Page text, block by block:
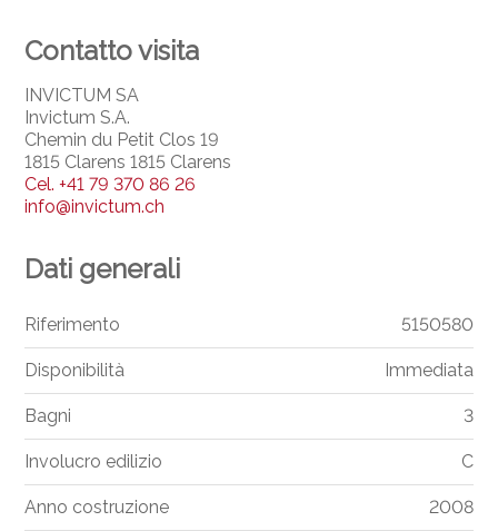
Contatto visita
INVICTUM SA
Invictum S.A.
Chemin du Petit Clos 19
1815 Clarens 1815 Clarens
Cel.+41 79 370 86 26
info@invictum.ch
Dati generali
Riferimento 5150580
Disponibilità Immediata
Bagni 3
Involucro edilizio C
Anno costruzione 2008